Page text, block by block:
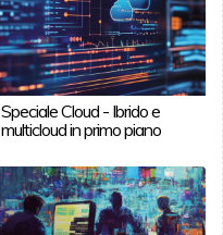
Speciale Cloud - Ibrido e
multicloud in primo piano